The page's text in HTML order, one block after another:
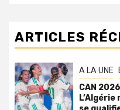
ARTICLES
A LA UNE
CAN